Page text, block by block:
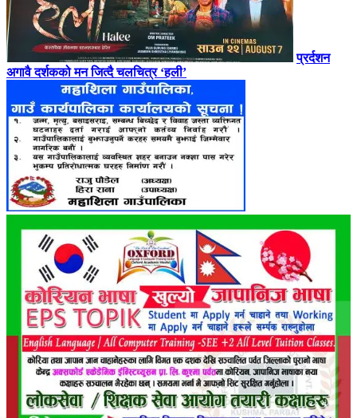
प्रर्दशन
अगावै दर्शकको मन जित्दै चलचित्र ‘हली’